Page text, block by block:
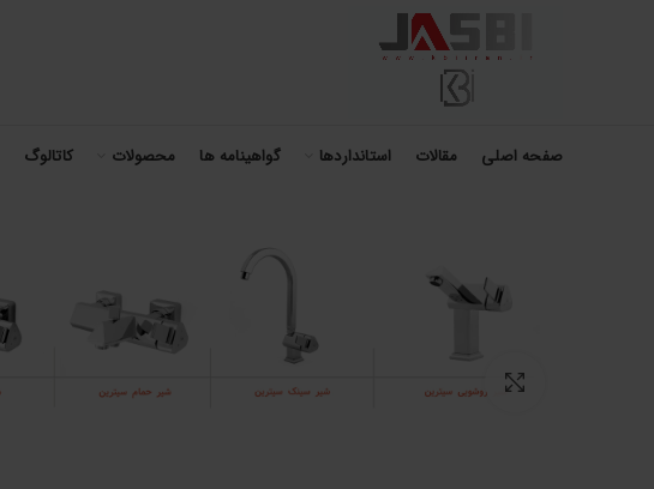
صفحه اصلی مقالات استانداردها گواهینامه ها محصولات کاتالوگ
برای بزرگنمایی کلیک کنید